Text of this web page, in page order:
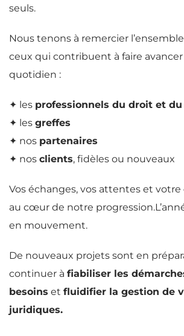
seuls.
Nous tenons à remercier
ceux qui contribuent à faire
quotidien :
✦ les professionnels du droit et
✦ les greffes
✦ nos partenaires
✦ nos clients, fidèles ou nouveaux
Vos échanges, vos attentes et
au cœur de notre
en mouvement.
De nouveaux projets sont en
continuer à fiabiliser les
besoins et fluidifier la gestion de
juridiques.